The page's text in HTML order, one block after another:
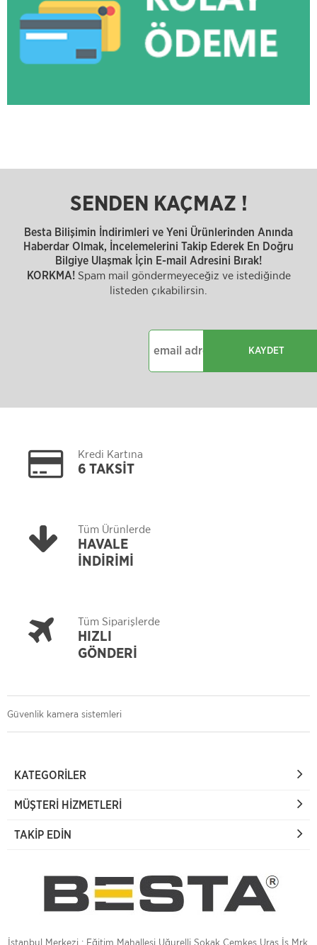
SENDEN KAÇMAZ !
Besta Bilişimin İndirimleri ve Yeni Ürünlerinden Anında
Haberdar Olmak, İncelemelerini Takip Ederek En Doğru
Bilgiye Ulaşmak İçin E-mail Adresini Bırak!
KORKMA! Spam mail göndermeyeceğiz ve istediğinde
listeden çıkabilirsin.
KAYDET
Kredi Kartına
6 TAKSİT
Tüm Ürünlerde
HAVALE
İNDİRİMİ
Tüm Siparişlerde
HIZLI
GÖNDERİ
Güvenlik kamera sistemleri
KATEGORILER
MÜŞTERI HIZMETLERI
TAKIP EDIN
İstanbul Merkezi : Eğitim Mahallesi Uğurelli Sokak Cemkeş Uras İş Mrk,